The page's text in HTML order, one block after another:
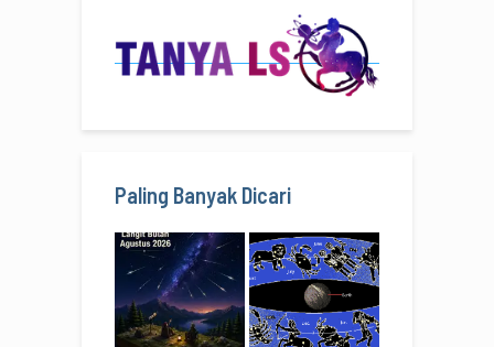
Paling Banyak Dicari